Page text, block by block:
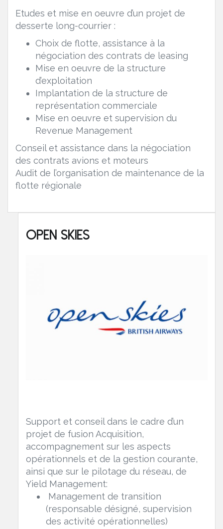
Etudes et mise en oeuvre d’un projet de
desserte long-courrier :
Choix de flotte, assistance à la
négociation des contrats de leasing
Mise en oeuvre de la structure
d’exploitation
Implantation de la structure de
représentation commerciale
Mise en oeuvre et supervision du
Revenue Management
Conseil et assistance dans la négociation
des contrats avions et moteurs
Audit de l’organisation de maintenance de la
flotte régionale
Open Skies
Support et conseil dans le cadre d’un
projet de fusion Acquisition,
accompagnement sur les aspects
opérationnels et de la gestion courante,
ainsi que sur le pilotage du réseau, de
Yield Management:
Management de transition
(responsable désigné, supervision
des activité opérationnelles)